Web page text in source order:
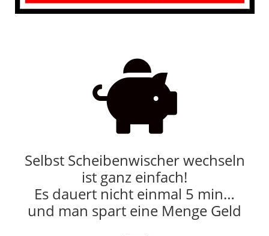

Selbst Scheibenwischer wechseln
ist ganz einfach!
Es dauert nicht einmal 5 min…
und man spart eine Menge Geld